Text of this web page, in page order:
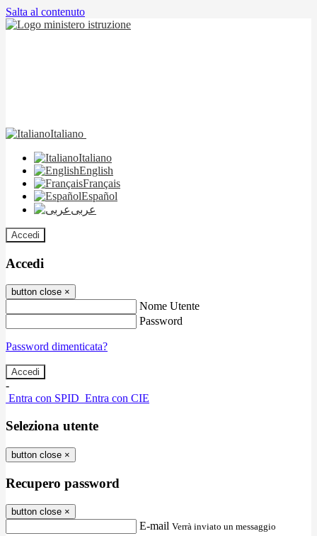
Salta al contenuto
Italiano
Italiano
English
Français
Español
عربى
Accedi
Accedi
button close ×
Nome Utente
Password
Password dimenticata?
-
Entra con SPID Entra con CIE
Seleziona utente
button close ×
Recupero password
button close ×
E-mail Verrà inviato un messaggio